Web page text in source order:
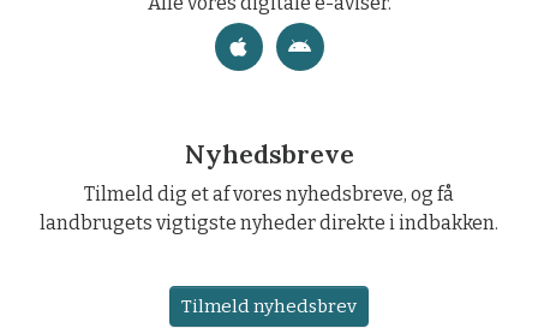
Nyhedsbreve
Tilmeld dig et af vores nyhedsbreve, og få
landbrugets vigtigste nyheder direkte i indbakken.
Tilmeld nyhedsbrev